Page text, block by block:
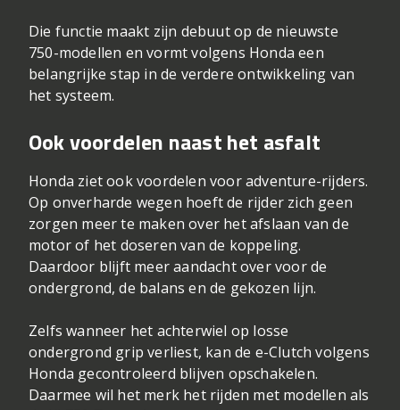
Die functie maakt zijn debuut op de nieuwste
750-modellen en vormt volgens Honda een
belangrijke stap in de verdere ontwikkeling van
het systeem.
Ook voordelen naast het asfalt
Honda ziet ook voordelen voor adventure-rijders.
Op onverharde wegen hoeft de rijder zich geen
zorgen meer te maken over het afslaan van de
motor of het doseren van de koppeling.
Daardoor blijft meer aandacht over voor de
ondergrond, de balans en de gekozen lijn.
Zelfs wanneer het achterwiel op losse
ondergrond grip verliest, kan de e-Clutch volgens
Honda gecontroleerd blijven opschakelen.
Daarmee wil het merk het rijden met modellen als